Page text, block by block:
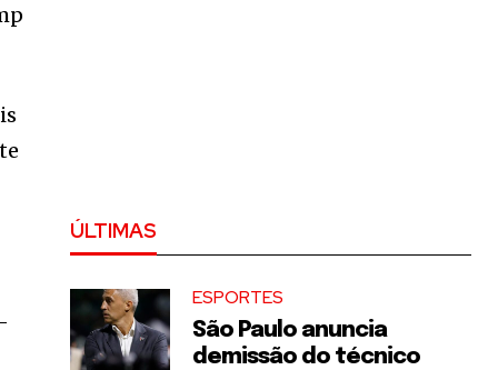
ÚLTIMAS
ESPORTES
São Paulo anuncia
demissão do técnico